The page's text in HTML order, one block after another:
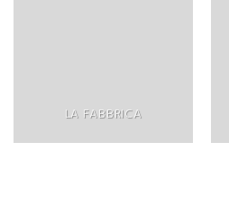
LA FABBRICA